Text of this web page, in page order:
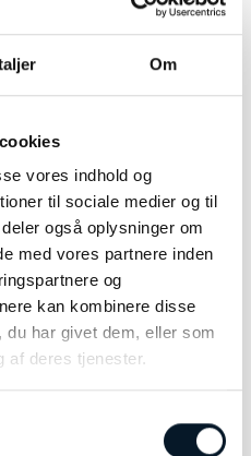
Om
vores indhold og
til sociale medier og til
også oplysninger om
med vores partnere inden
og
kan kombinere disse
du har givet dem, eller som
af deres tjenester.
Coral